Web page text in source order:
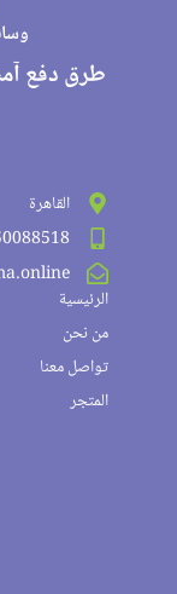
طرق دفع
القاهرة
الرئيسية
من نحن
تواصل معنا
المتجر